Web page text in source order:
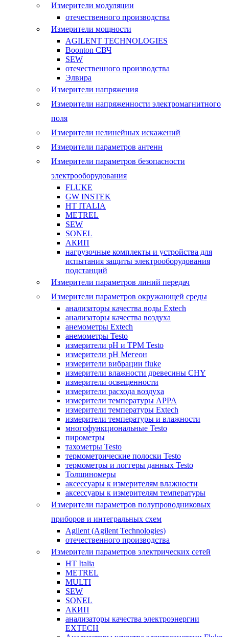
Измерители модуляции
отечественного производства
Измерители мощности
AGILENT TECHNOLOGIES
Boonton СВЧ
SEW
отечественного производства
Элвира
Измерители напряжения
Измерители напряженности электромагнитного
поля
Измерители нелинейных искажений
Измерители параметров антенн
Измерители параметров безопасности
электрооборудования
FLUKE
GW INSTEK
HT ITALIA
METREL
SEW
SONEL
АКИП
нагрузочные комплекты и устройства для
испытания защиты электрооборудования
подстанций
Измерители параметров линий передач
Измерители параметров окружающей среды
анализаторы качества воды Extech
анализаторы качества воздуха
анемометры Extech
анемометры Testo
измерители pH и ТРМ Testo
измерители pH Мегеон
измерители вибрации fluke
измерители влажности древесины CHY
измерители освещенности
измерители расхода воздуха
измерители температуры APPA
измерители температуры Extech
измерители температуры и влажности
многофункциональные Testo
пирометры
тахометры Testo
термометрические полоски Testo
термометры и логгеры данных Testo
Толщиномеры
аксессуары к измерителям влажности
аксессуары к измерителям температуры
Измерители параметров полупроводниковых
приборов и интегральных схем
Agilent (Agilent Technologies)
отечественного производства
Измерители параметров электрических сетей
HT Italia
METREL
MULTI
SEW
SONEL
АКИП
анализаторы качества электроэнергии
EXTECH